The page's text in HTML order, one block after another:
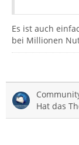
Es ist auch
bei Millionen
Hat das